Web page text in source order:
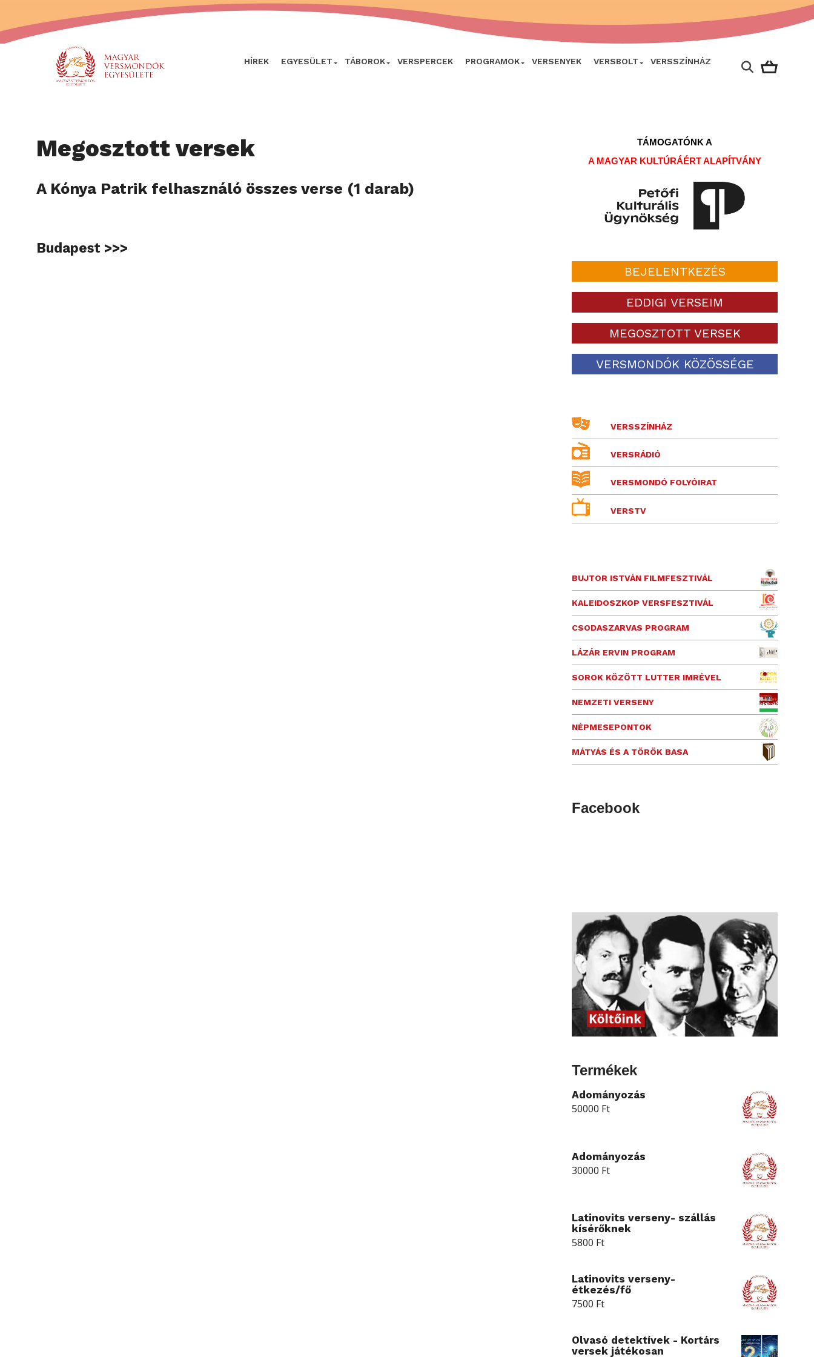
HÍREK EGYESÜLET TÁBOROK VERSPERCEK PROGRAMOK VERSENYEK VERSBOLT VERSSZÍNHÁZ
Megosztott versek
A Kónya Patrik felhasználó összes verse (1 darab)
Budapest >>>
TÁMOGATÓNK A
A MAGYAR KULTÚRÁÉRT ALAPÍTVÁNY
BEJELENTKEZÉS
EDDIGI VERSEIM
MEGOSZTOTT VERSEK
VERSMONDÓK KÖZÖSSÉGE
VERSSZÍNHÁZ
VERSRÁDIÓ
VERSMONDÓ FOLYÓIRAT
VERSTV
BUJTOR ISTVÁN FILMFESZTIVÁL
KALEIDOSZKOP VERSFESZTIVÁL
CSODASZARVAS PROGRAM
LÁZÁR ERVIN PROGRAM
SOROK KÖZÖTT LUTTER IMRÉVEL
NEMZETI VERSENY
NÉPMESEPONTOK
MÁTYÁS ÉS A TÖRÖK BASA
Facebook
Termékek
Adományozás
50000 Ft
Adományozás
30000 Ft
Latinovits verseny- szállás
kísérőknek
5800 Ft
Latinovits verseny-
étkezés/fő
7500 Ft
Olvasó detektívek - Kortárs
versek játékosan